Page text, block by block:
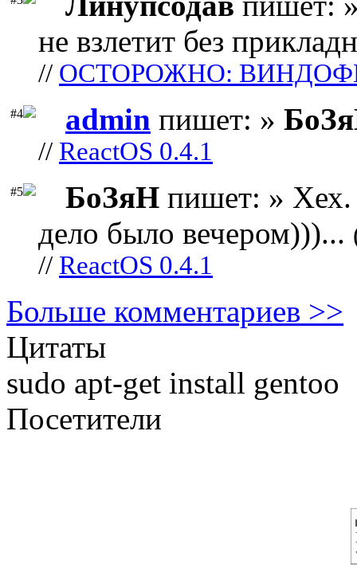
не взлетит без
// ОСТОРОЖНО:
#4 admin пишет: »
// ReactOS 0.4.1
#5 БоЗяН пишет: » Хех.
дело было вечером)))...
// ReactOS 0.4.1
Больше комментариев >>
Цитаты
sudo apt-get install gentoo
Посетители